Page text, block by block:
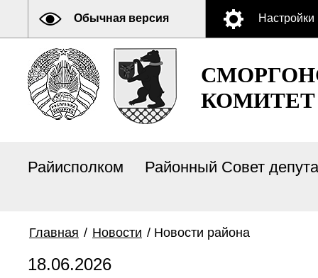
Обычная версия Настройки
КОМИТЕТ
Райисполком Районный Совет
Главная / Новости / Новости района
18.06.2026